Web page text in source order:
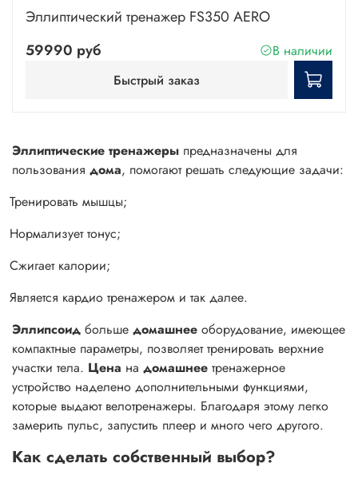
Эллиптический тренажер FS350 AERO
59990 руб
В наличии
Быстрый заказ
Эллиптические тренажеры предназначены для
пользования дома, помогают решать следующие задачи:
Тренировать мышцы;
Нормализует тонус;
Сжигает калории;
Является кардио тренажером и так далее.
Эллипсоид больше домашнее оборудование, имеющее
компактные параметры, позволяет тренировать верхние
участки тела. Цена на домашнее тренажерное
устройство наделено дополнительными функциями,
которые выдают велотренажеры. Благодаря этому легко
замерить пульс, запустить плеер и много чего другого.
Как сделать собственный выбор?